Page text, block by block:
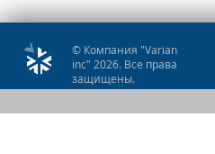
© Компания "Varian
inc" 2026. Все права
защищены.